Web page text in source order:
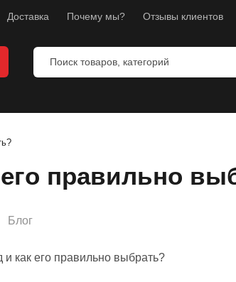
Доставка Почему мы? Отзывы клиентов
ММА
фитнесаправильно
Блог